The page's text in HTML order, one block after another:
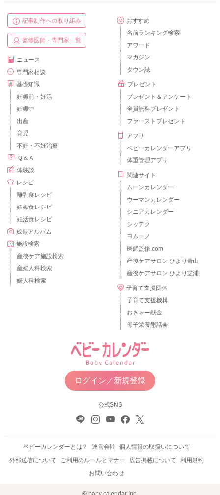
記事制作への取り組み
監修医師・専門家一覧
ニュース
専門家相談
基礎知識
妊娠前・妊活
妊娠中
出産
育児
不妊・不妊治療
Ｑ＆Ａ
体験談
レシピ
離乳食レシピ
妊娠食レシピ
妊活食レシピ
成長アルバム
施設検索
産後ケア施設検索
産婦人科検索
婦人科検索
おすすめ
名前ランキング検索
アワード
マガジン
タウン誌
プレゼント
プレゼント＆アンケート
全員無料プレゼント
ファーストプレゼント
アプリ
ベビーカレンダーアプリ
体重管理アプリ
関連サイト
ムーンカレンダー
ウーマンカレンダー
シニアカレンダー
シッテク
ヨムーノ
医師監修.com
産後ケアサロン ひより青山
産後ケアサロン ひより芝浦
子育て支援団体
子育て支援機構
おぎゃー献金
母子栄養懇話会
ログイン／新規登録
公式SNS
ベビーカレンダーとは？ 運営会社
個人情報の取扱いについて
外部送信について
ご利用のルールとマナー 広告掲載について
利用規約
お問い合わせ
© baby calendar Inc.